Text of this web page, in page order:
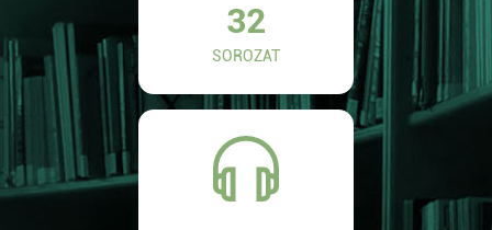
32
SOROZAT